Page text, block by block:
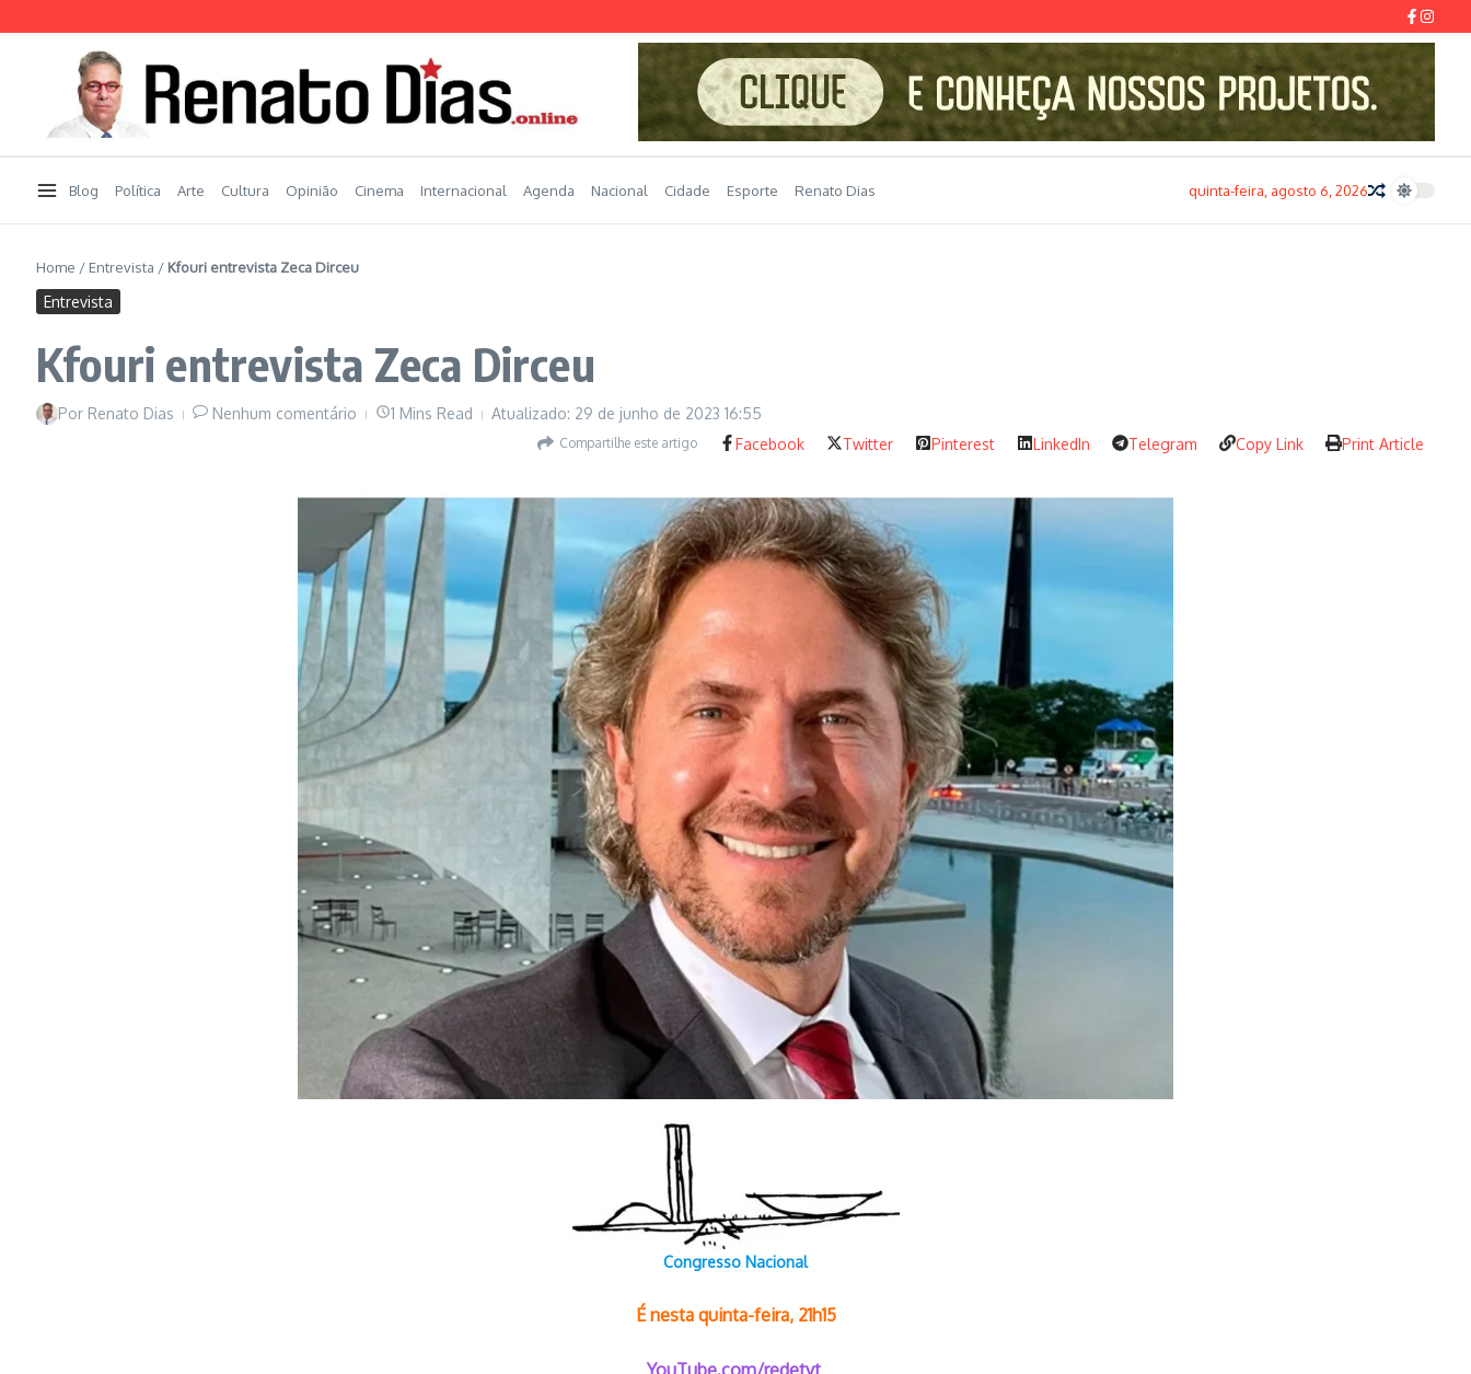
Blog Política Arte Cultura Opinião Cinema Internacional Agenda Nacional Cidade Esporte Renato Dias quinta-feira, agosto 6, 2026
Home / Entrevista / Kfouri entrevista Zeca Dirceu
Entrevista
Kfouri entrevista Zeca Dirceu
Por Renato Dias Nenhum comentário 1 Mins Read Atualizado: 29 de junho de 2023 16:55
Compartilhe este artigo Facebook Twitter Pinterest LinkedIn Telegram Copy Link Print Article
Congresso Nacional
É nesta quinta-feira, 21h15
YouTube.com/redetvt